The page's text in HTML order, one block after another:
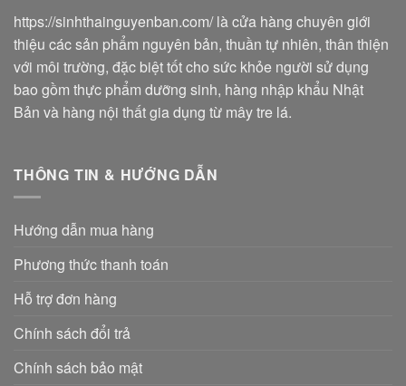
https://sinhthainguyenban.com/là cửa hàng chuyên giới
thiệu các sản phẩm nguyên bản, thuần tự nhiên, thân thiện
với môi trường, đặc biệt tốt cho sức khỏe người sử dụng
bao gồm thực phẩm dưỡng sinh, hàng nhập khẩu Nhật
Bản và hàng nội thất gia dụng từ mây tre lá.
THÔNG TIN & HƯỚNG DẪN
Hướng dẫn mua hàng
Phương thức thanh toán
Hỗ trợ đơn hàng
Chính sách đổi trả
Chính sách bảo mật